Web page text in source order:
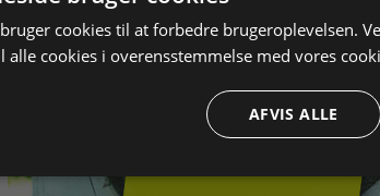
cookies til at forbedre brugeroplevelsen.
alle cookies i overensstemmelse med vores
AFVIS ALLE